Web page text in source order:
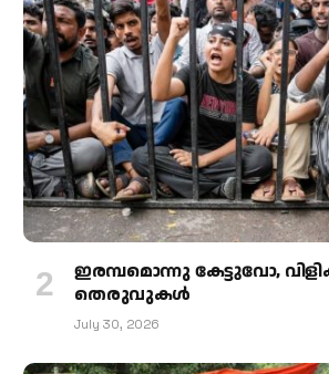
ഇരമ്പമൊന്നു കേട്ടുവോ,
തെരുവുകള്‍
July 30, 2026